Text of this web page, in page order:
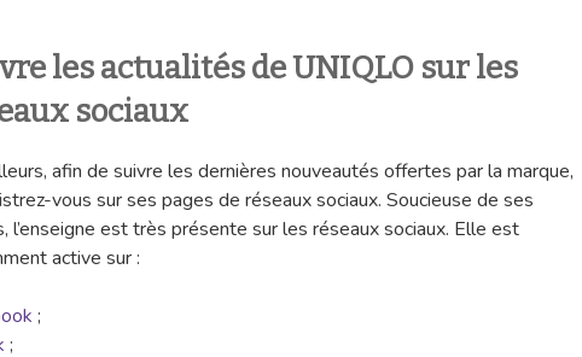
les actualités de UNIQLO sur les
sociaux
afin de suivre les dernières nouveautés offertes par la marque,
vous sur ses pages de réseaux sociaux. Soucieuse de ses
l’enseigne est très présente sur les réseaux sociaux. Elle est
active sur :
;
;